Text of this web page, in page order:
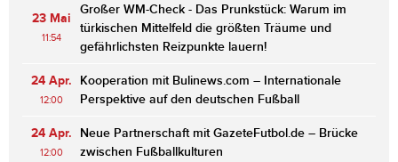
23 Mai
11:54
Großer WM-Check - Das Prunkstück: Warum im
türkischen Mittelfeld die größten Träume und
gefährlichsten Reizpunkte lauern!
24 Apr.
12:00
Kooperation mit Bulinews.com – Internationale
Perspektive auf den deutschen Fußball
24 Apr.
12:00
Neue Partnerschaft mit GazeteFutbol.de – Brücke
zwischen Fußballkulturen